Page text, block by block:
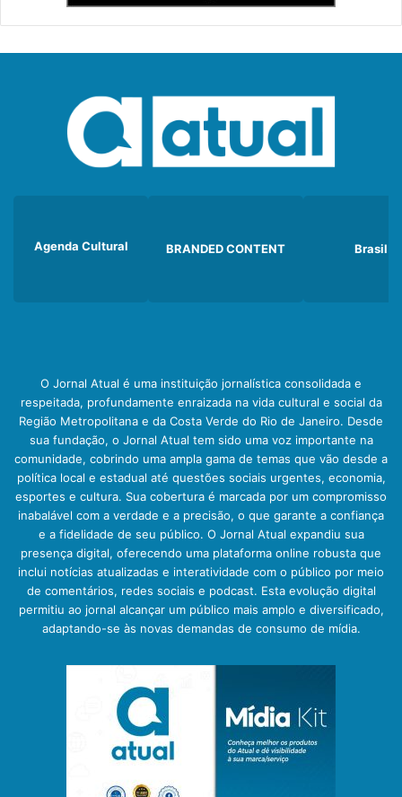
Agenda Cultural BRANDED CONTENT Brasil
O Jornal Atual é uma instituição jornalística consolidada e
respeitada, profundamente enraizada na vida cultural e social da
Região Metropolitana e da Costa Verde do Rio de Janeiro. Desde
sua fundação, o Jornal Atual tem sido uma voz importante na
comunidade, cobrindo uma ampla gama de temas que vão desde a
política local e estadual até questões sociais urgentes, economia,
esportes e cultura. Sua cobertura é marcada por um compromisso
inabalável com a verdade e a precisão, o que garante a confiança
e a fidelidade de seu público. O Jornal Atual expandiu sua
presença digital, oferecendo uma plataforma online robusta que
inclui notícias atualizadas e interatividade com o público por meio
de comentários, redes sociais e podcast. Esta evolução digital
permitiu ao jornal alcançar um público mais amplo e diversificado,
adaptando-se às novas demandas de consumo de mídia.